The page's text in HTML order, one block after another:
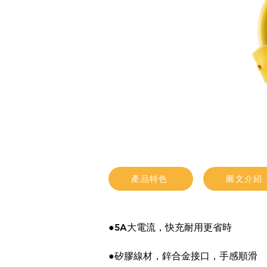
產品特色 圖文介紹
●5A大電流，快充耐用更省時
●矽膠線材，鋅合金接口，手感順滑